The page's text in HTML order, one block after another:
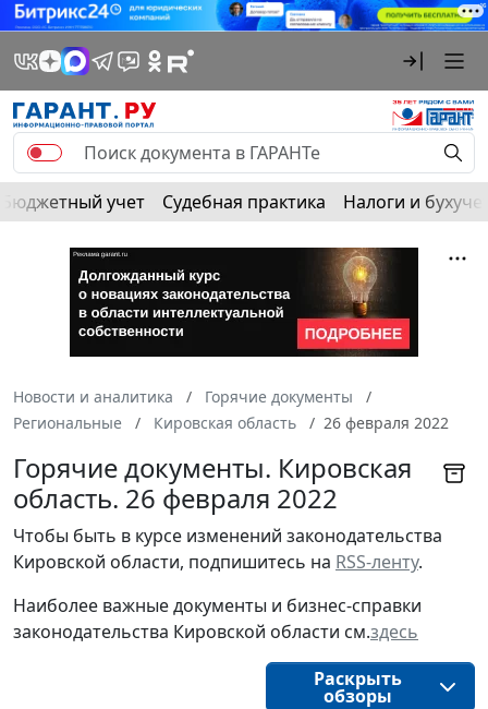
Бюджетный учет Судебная практика Налоги и
Новости и аналитика
Горячие документы
Региональные
Кировская область 26 февраля 2022
Горячие документы. Кировская
область. 26 февраля 2022
Чтобы быть в курсе изменений законодательства
Кировской области, подпишитесь на RSS-ленту.
Наиболее важные документы и бизнес-справки
законодательства Кировской области см.здесь
Раскрыть
обзоры